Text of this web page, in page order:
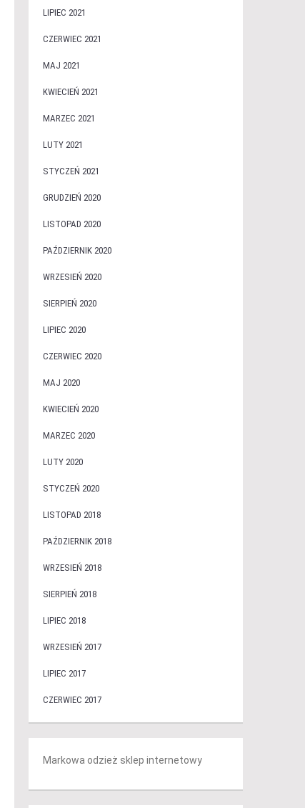
LIPIEC 2021
CZERWIEC 2021
MAJ 2021
KWIECIEŃ 2021
MARZEC 2021
LUTY 2021
STYCZEŃ 2021
GRUDZIEŃ 2020
LISTOPAD 2020
PAŹDZIERNIK 2020
WRZESIEŃ 2020
SIERPIEŃ 2020
LIPIEC 2020
CZERWIEC 2020
MAJ 2020
KWIECIEŃ 2020
MARZEC 2020
LUTY 2020
STYCZEŃ 2020
LISTOPAD 2018
PAŹDZIERNIK 2018
WRZESIEŃ 2018
SIERPIEŃ 2018
LIPIEC 2018
WRZESIEŃ 2017
LIPIEC 2017
CZERWIEC 2017
Markowa odzież sklep internetowy